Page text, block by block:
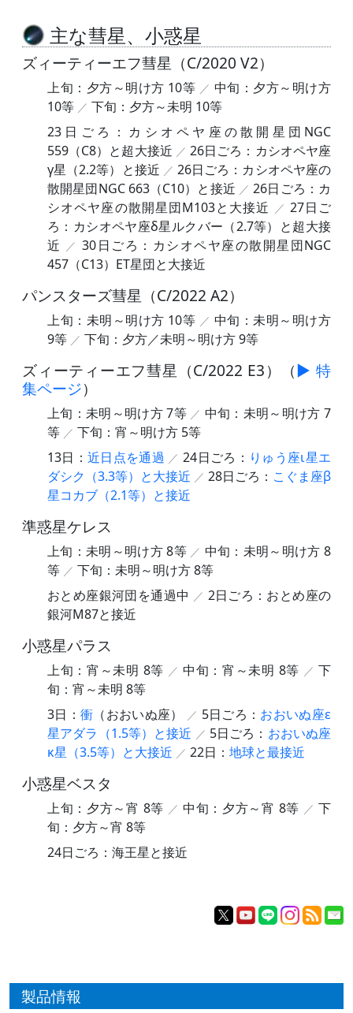
主な彗星、小惑星
ズィーティーエフ彗星（C/2020 V2）
上旬：夕方～明け方 10等
中旬：夕方～明け方
10等
下旬：夕方～未明 10等
23日ごろ：カシオペヤ座の散開星団NGC
559（C8）と超大接近
26日ごろ：カシオペヤ座
γ星（2.2等）と接近
26日ごろ：カシオペヤ座の
散開星団NGC 663（C10）と接近
26日ごろ：カ
シオペヤ座の散開星団M103と大接近
27日ご
ろ：カシオペヤ座δ星ルクバー（2.7等）と超大接
近
30日ごろ：カシオペヤ座の散開星団NGC
457（C13）ET星団と大接近
パンスターズ彗星（C/2022 A2）
上旬：未明～明け方 10等
中旬：未明～明け方
9等
下旬：夕方／未明～明け方 9等
ズィーティーエフ彗星（C/2022 E3） （▶ 特
集ページ）
上旬：未明～明け方 7等
中旬：未明～明け方 7
等
下旬：宵～明け方 5等
13日：近日点を通過 24日ごろ： りゅう座ι星エ
ダシク（3.3等）と大接近
28日ごろ： こぐま座β
星コカブ（2.1等）と接近
準惑星ケレス
上旬：未明～明け方 8等
中旬：未明～明け方 8
等
下旬：未明～明け方 8等
おとめ座銀河団を通過中
2日ごろ：おとめ座の
銀河M87と接近
小惑星パラス
上旬：宵～未明 8等 中旬：宵～未明 8等
下
旬：宵～未明 8等
3日： 衝 （おおいぬ座） 5日ごろ： おおいぬ座ε
星アダラ（1.5等）と接近
5日ごろ： おおいぬ座
κ星（3.5等）と大接近
22日： 地球と最接近
小惑星ベスタ
上旬：夕方～宵 8等 中旬：夕方～宵 8等
下
旬：夕方～宵 8等
24日ごろ：海王星と接近
製品情報